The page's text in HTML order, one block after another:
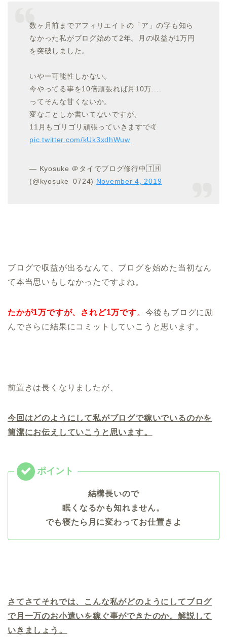
数ヶ月前までアフィリエイトの「ア」の字も知ら
なかった私がブログ始めて2年。月の収益が1万円
を突破しました。
いやー可能性しかない。
今やってる事を10倍頑張れば月10万….
ってそんな甘くないか。
変なことしか書いてないですが、
11月もゴリゴリ頑張っていきますで🤙
pic.twitter.com/kUk3xdhWuw
— Kyosuke ＠タイでブログ修行中🇹🇭
(@kyosuke_0724) November 4, 2019
ブログで収益が出るなんて、ブログを始めた当初なん
て本当思いもしなかったですよね。
たかが1万ですが、されど1万です。 今後もブログに励
んでさらに結果にコミットしていこうと思います。
前置きは長くなりましたが、
今回はどのようにして私がブログで稼いでいるのかを
簡潔にお伝えしていこうと思います。
結構長いので
眠くなるかも知れません。
でも寝たら月に変わってお仕置きよ
さてさてそれでは、こんな私がどのようにしてブログ
で月一万のお小遣いを稼ぐ事ができたのか。解説して
いきましょう。